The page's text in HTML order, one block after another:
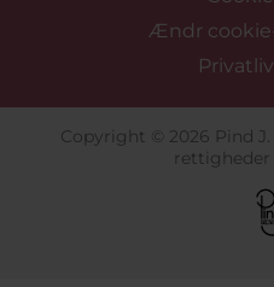
Ændr
Copyright © 2026 Pind
rettigheder